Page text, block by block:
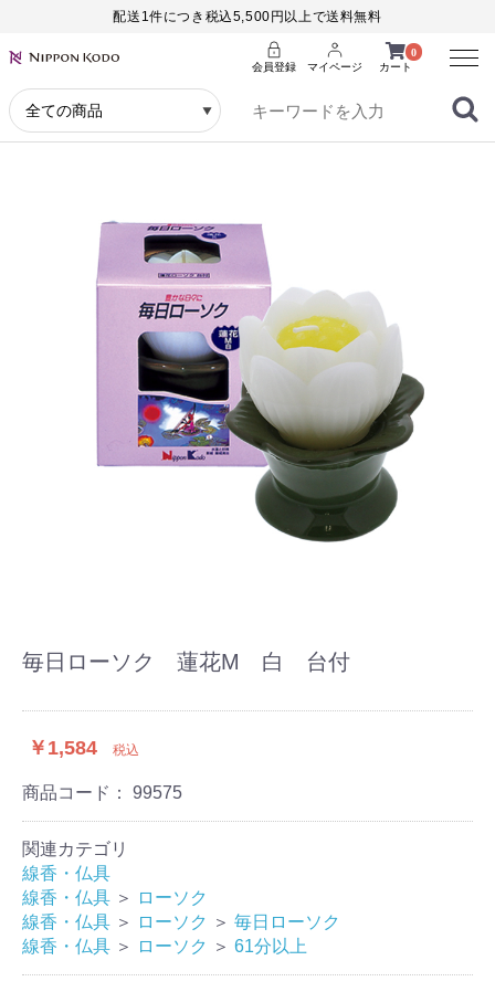
配送1件につき税込5,500円以上で送料無料
0
カート
会員登録 マイページ
Menu
毎日ローソク 蓮花M 白 台付
￥1,584 税込
商品コード： 99575
関連カテゴリ
線香・仏具
線香・仏具 ＞
ローソク
線香・仏具 ＞ ローソク ＞ 毎日ローソク
線香・仏具 ＞ ローソク ＞ 61分以上